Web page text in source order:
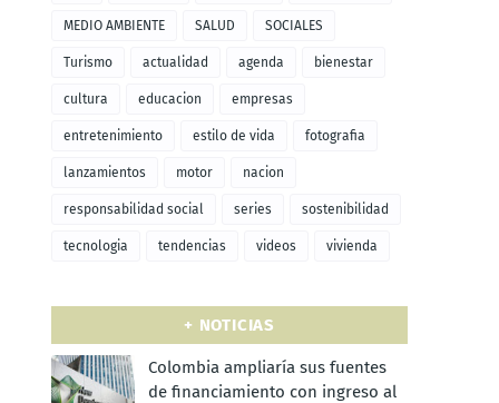
MEDIO AMBIENTE SALUD SOCIALES
Turismo actualidad agenda bienestar
cultura educacion empresas
entretenimiento estilo de vida fotografia
lanzamientos motor nacion
responsabilidad social series sostenibilidad
tecnologia tendencias videos vivienda
+ NOTICIAS
Colombia ampliaría sus fuentes
de financiamiento con ingreso al